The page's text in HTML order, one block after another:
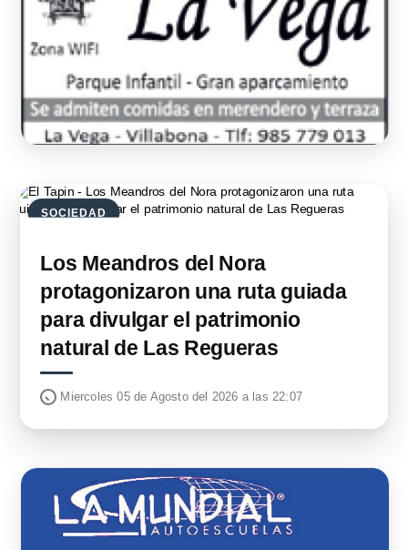
SOCIEDAD
Los Meandros del Nora
protagonizaron una ruta guiada
para divulgar el patrimonio
natural de Las Regueras
Miercoles 05 de Agosto del 2026 a las 22:07